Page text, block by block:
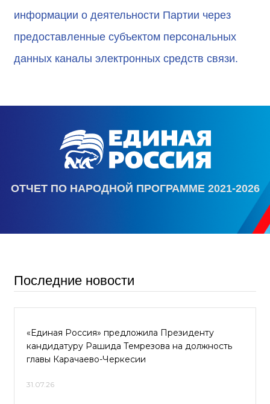
информации о деятельности Партии через
предоставленные субъектом персональных
данных каналы электронных средств связи.
ОТЧЕТ ПО НАРОДНОЙ ПРОГРАММЕ 2021-2026
Последние новости
«Единая Россия» предложила Президенту
кандидатуру Рашида Темрезова на должность
главы Карачаево-Черкесии
31.07.26